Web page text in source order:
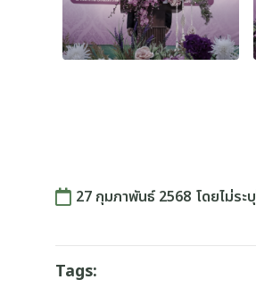
27 กุมภาพันธ์ 2568 โดยไม่ระบุ
Tags: